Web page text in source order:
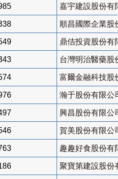
嘉宇建設股份有
順昌國際企業股
鼎佶投資股份有
台灣明治醫藥股
富爾金融科技股
瀚于股份有限公
興昌股份有限公
賀美股份有限公
趣趣好食股份有
聚寶第建設股份